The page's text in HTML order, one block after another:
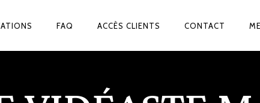
FAQ ACCÈS CLIENTS CONTACT